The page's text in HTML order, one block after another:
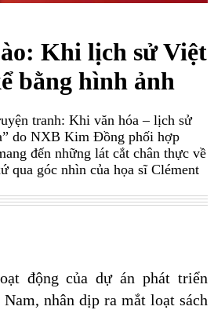
Khi lịch sử Việt
bằng hình ảnh
tranh: Khi văn hóa – lịch sử
do NXB Kim Đồng phối hợp
đến những lát cắt chân thực về
qua góc nhìn của họa sĩ Clément
động của dự án phát triển
nhân dịp ra mắt loạt sách